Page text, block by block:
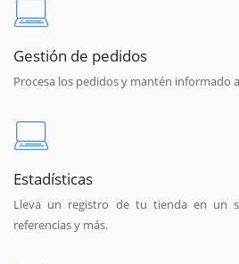
Gestión de pedidos
Procesa los pedidos y mantén informado
Estadísticas
Lleva un registro de tu tienda en un
referencias y más.